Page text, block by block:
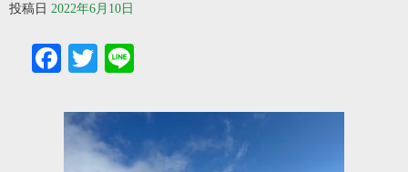
投稿日 2022年6月10日
Facebook
Twitter